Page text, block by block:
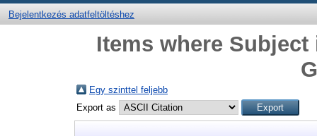
Bejelentkezés adatfeltöltéshez
Items where
Egy szinttel feljebb
Export as